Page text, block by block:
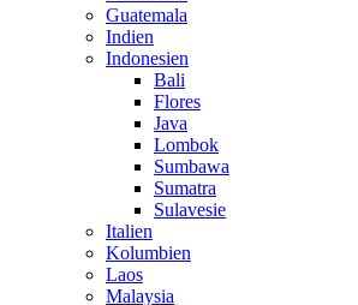
Guatemala
Indien
Indonesien
Bali
Flores
Java
Lombok
Sumbawa
Sumatra
Sulavesie
Italien
Kolumbien
Laos
Malaysia